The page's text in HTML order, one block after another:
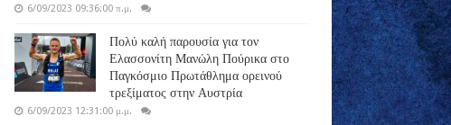
6/09/2023 09:36:00 π.μ.
Πολύ καλή παρουσία για τον
Ελασσονίτη Μανώλη Πούρικα στο
Παγκόσμιο Πρωτάθλημα ορεινού
τρεξίματος στην Αυστρία
6/09/2023 12:31:00 μ.μ.